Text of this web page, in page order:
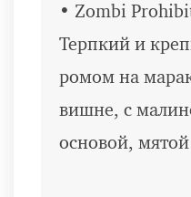
• Zombi
Терпкий и
ромом на
вишне, с
основой,